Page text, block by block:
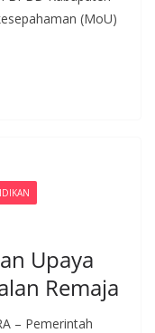
(MoU)
Upaya
Remaja
– Pemerintah